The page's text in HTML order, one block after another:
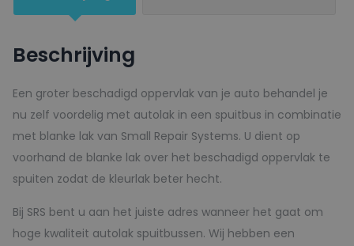
-
aantal
Beschrijving
Een groter beschadigd oppervlak van je auto behandel je
nu zelf voordelig met autolak in een spuitbus in combinatie
met blanke lak van Small Repair Systems. U dient op
voorhand de blanke lak over het beschadigd oppervlak te
spuiten zodat de kleurlak beter hecht.
Bij SRS bent u aan het juiste adres wanneer het gaat om
hoge kwaliteit autolak spuitbussen. Wij hebben een